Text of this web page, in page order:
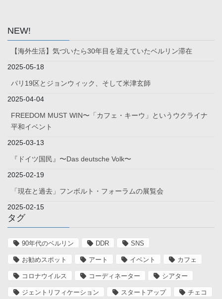
NEW!
【海外生活】気づいたら30年目を迎えていたベルリン滞在
2025-05-18
パリ19区とジョンウィック、そして米津玄師
2025-04-04
FREEDOM MUST WIN〜「カフェ・キーウ」というウクライナ
平和イベント
2025-03-13
『ドイツ国民』〜Das deutsche Volk〜
2025-02-19
「現在と過去」フンボルト・フォーラムの展覧会
2025-02-15
タグ
90年代のベルリン DDR SNS
お勧めスポット アート イベント カフェ
コロナウイルス コーディネーター シアター
ジェントリフィケーション スタートアップ チェコ